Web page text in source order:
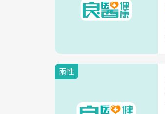
兩性